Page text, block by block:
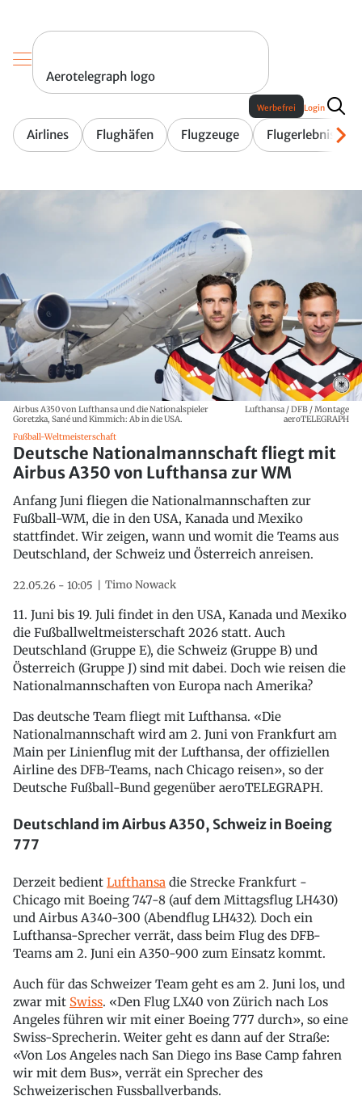
Aerotelegraph logo
Airlines Flughäfen Flugzeuge Flugerlebnis
Werbefrei Login
Airbus A350 von Lufthansa und die Nationalspieler
Goretzka, Sané und Kimmich: Ab in die USA.
Lufthansa / DFB / Montage
aeroTELEGRAPH
Fußball-Weltmeisterschaft
Deutsche Nationalmannschaft fliegt mit
Airbus A350 von Lufthansa zur WM
Anfang Juni fliegen die Nationalmannschaften zur
Fußball-WM, die in den USA, Kanada und Mexiko
stattfindet. Wir zeigen, wann und womit die Teams aus
Deutschland, der Schweiz und Österreich anreisen.
22.05.26 - 10:05 Timo Nowack
11. Juni bis 19. Juli findet in den USA, Kanada und Mexiko
die Fußballweltmeisterschaft 2026 statt. Auch
Deutschland (Gruppe E), die Schweiz (Gruppe B) und
Österreich (Gruppe J) sind mit dabei. Doch wie reisen die
Nationalmannschaften von Europa nach Amerika?
Das deutsche Team fliegt mit Lufthansa. «Die
Nationalmannschaft wird am 2. Juni von Frankfurt am
Main per Linienflug mit der Lufthansa, der offiziellen
Airline des DFB-Teams, nach Chicago reisen», so der
Deutsche Fußball-Bund gegenüber aeroTELEGRAPH.
Deutschland im Airbus A350, Schweiz in Boeing
777
Derzeit bedient Lufthansa die Strecke Frankfurt -
Chicago mit Boeing 747-8 (auf dem Mittagsflug LH430)
und Airbus A340-300 (Abendflug LH432). Doch ein
Lufthansa-Sprecher verrät, dass beim Flug des DFB-
Teams am 2. Juni ein A350-900 zum Einsatz kommt.
Auch für das Schweizer Team geht es am 2. Juni los, und
zwar mit Swiss. «Den Flug LX40 von Zürich nach Los
Angeles führen wir mit einer Boeing 777 durch», so eine
Swiss-Sprecherin. Weiter geht es dann auf der Straße:
«Von Los Angeles nach San Diego ins Base Camp fahren
wir mit dem Bus», verrät ein Sprecher des
Schweizerischen Fussballverbands.